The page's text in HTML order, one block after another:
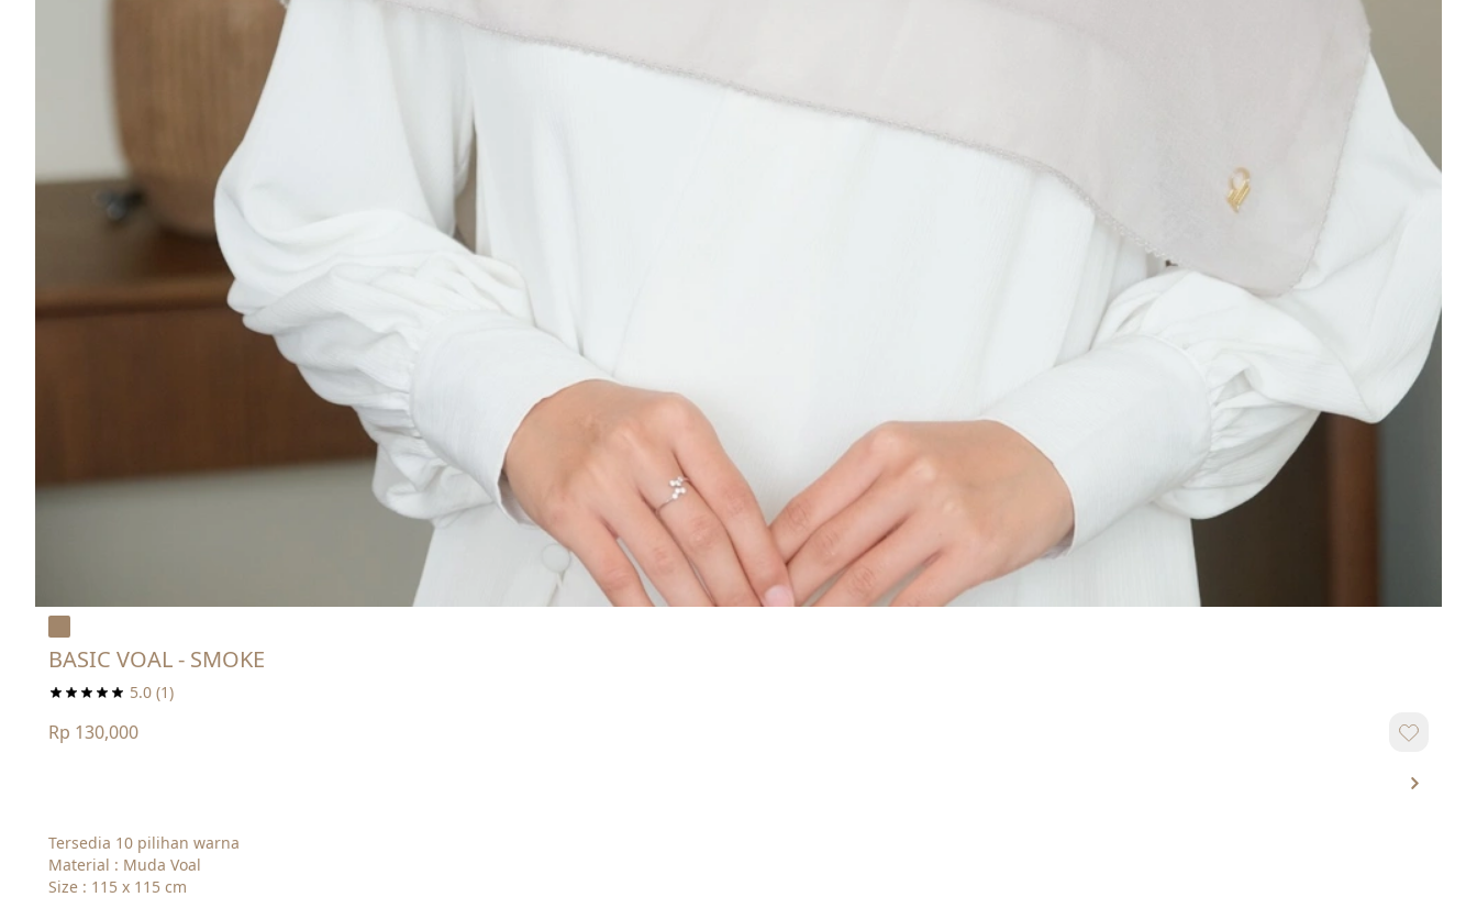
BASIC VOAL - SMOKE
5.0 (1)
Rp 130,000
Tersedia 10 pilihan warna
Material : Muda Voal
Size : 115 x 115 cm